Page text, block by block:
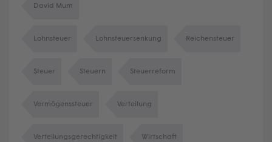
David Mum
Lohnsteuer Lohnsteuersenkung Reichensteuer
Steuer Steuern Steuerreform
Vermögenssteuer Verteilung
Verteilungsgerechtigkeit Wirtschaft